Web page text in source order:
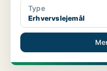
Type
Erhvervslejemål